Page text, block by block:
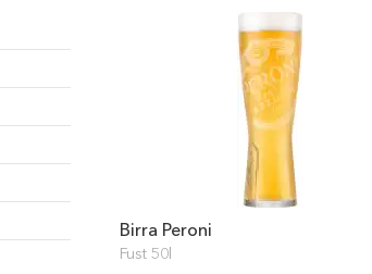
Birra Peroni
Fust 50l